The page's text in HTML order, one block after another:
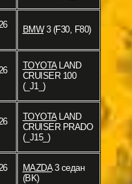
BMW3 (F30, F80)
TOYOTALAND
CRUISER 100
(_J1_)
TOYOTALAND
CRUISER PRADO
(_J15_)
MAZDA3 седан
(BK)